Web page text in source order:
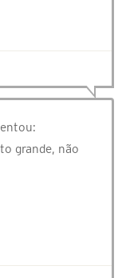
grande, não